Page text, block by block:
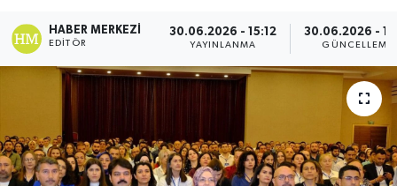
HABER MERKEZI
EDITÖR
30.06.2026 - 15:12
YAYINLANMA
30.06.2026 -
GÜNCELLEME
Eğitim
Ekonomi
Emlak
Haber Arşivi